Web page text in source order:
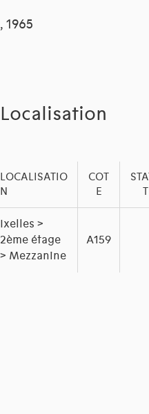
, 1965
Localisation
LOCALISATIO
N
COT
E
T
Ixelles >
2ème étage
> Mezzanine
A159